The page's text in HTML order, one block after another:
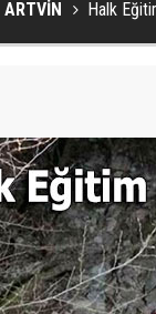
ARTVİN Halk